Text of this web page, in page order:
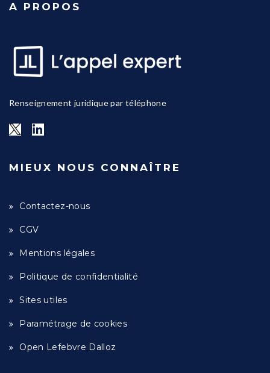
A PROPOS
Renseignement juridique par téléphone
MIEUX NOUS CONNAÎTRE
Contactez-nous
CGV
Mentions légales
Politique de confidentialité
Sites utiles
Paramétrage de cookies
Open Lefebvre Dalloz